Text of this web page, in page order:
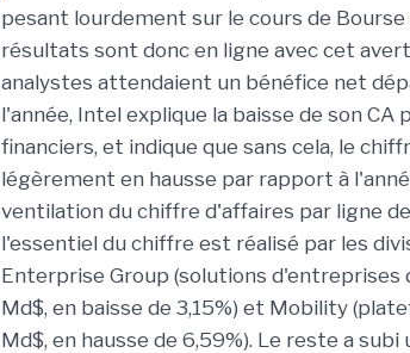
pesant lourdement sur le cours de Bourse
résultats sont donc en ligne avec cet
analystes attendaient un bénéfice net
l'année, Intel explique la baisse de son CA
financiers, et indique que sans cela, le
légèrement en hausse par rapport à
ventilation du chiffre d'affaires par ligne
l'essentiel du chiffre est réalisé par les
Enterprise Group (solutions d'entreprises
Md$, en baisse de 3,15%) et Mobility
Md$, en hausse de 6,59%). Le reste a